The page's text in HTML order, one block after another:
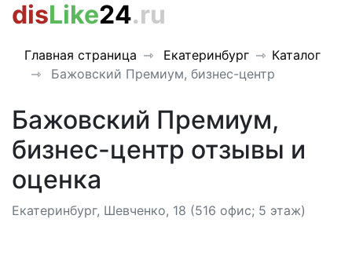
disLike24.ru
Главная страница Екатеринбург
Каталог
Бажовский Премиум, бизнес-центр
Бажовский Премиум,
бизнес-центр отзывы и
оценка
Екатеринбург, Шевченко, 18 (516 офис; 5 этаж)